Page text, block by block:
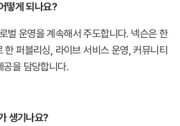
떻게 되나요?
벌 운영을 계속해서 주도합니다. 넥슨은 한
한 퍼블리싱, 라이브 서비스 운영, 커뮤니티
공을 담당합니다.
생기나요?